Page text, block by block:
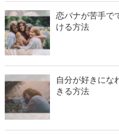
恋バナが苦手で
ける方法
自分が好きにな
きる方法